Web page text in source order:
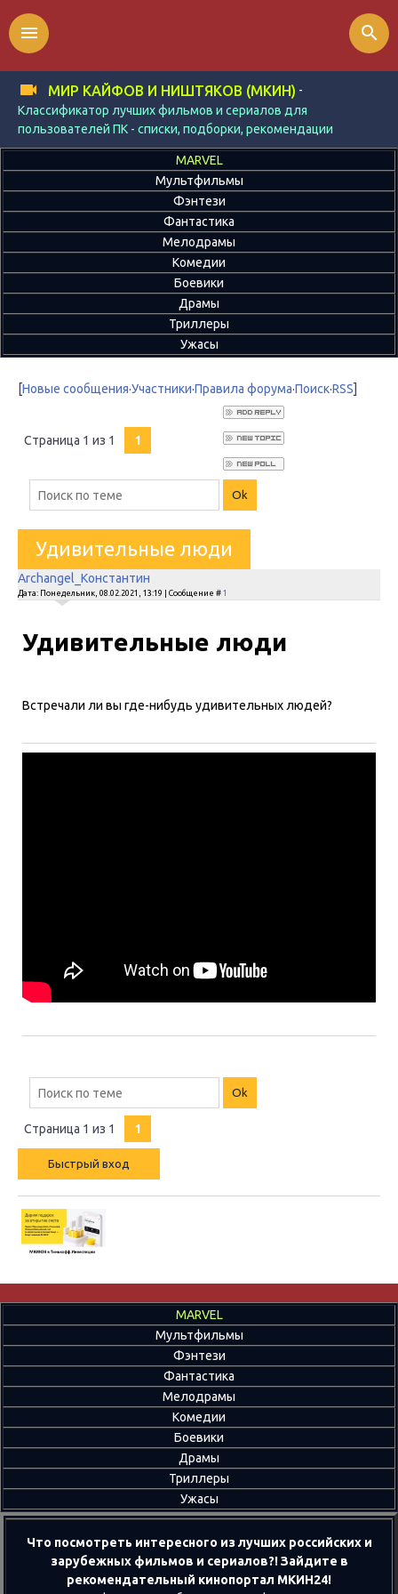
МИР КАЙФОВ И НИШТЯКОВ (МКИН) -
Классификатор лучших фильмов и сериалов для
пользователей ПК - списки, подборки, рекомендации
menu search
MARVEL
Мультфильмы
Фэнтези
Фантастика
Мелодрамы
Комедии
Боевики
Драмы
Триллеры
Ужасы
[Новые сообщения·Участники·Правила форума·Поиск·RSS]
Страница 1 из 1 1
Удивительные люди
Archangel_Константин
Дата: Понедельник, 08.02.2021, 13:19 | Сообщение # 1
Удивительные люди
Встречали ли вы где-нибудь удивительных людей?
Страница 1 из 1 1
MARVEL
Мультфильмы
Фэнтези
Фантастика
Мелодрамы
Комедии
Боевики
Драмы
Триллеры
Ужасы
Что посмотреть интересного из лучших российских и
зарубежных фильмов и сериалов?! Зайдите в
рекомендательный кинопортал МКИН24!